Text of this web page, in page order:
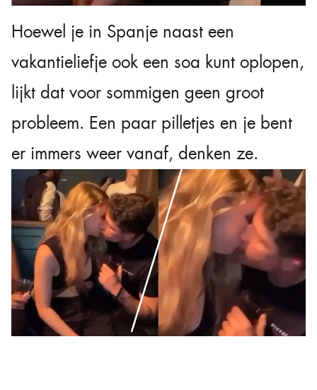
Hoewel je in Spanje naast een
vakantieliefje ook een soa kunt oplopen,
lijkt dat voor sommigen geen groot
probleem. Een paar pilletjes en je bent
er immers weer vanaf, denken ze.